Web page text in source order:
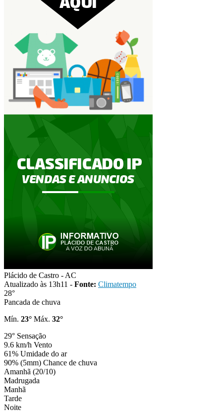
Plácido de Castro - AC
Atualizado às 13h11 - Fonte: Climatempo
28°
Pancada de chuva
Mín. 23° Máx. 32°
29° Sensação
9.6 km/h Vento
61% Umidade do ar
90% (5mm) Chance de chuva
Amanhã (20/10)
Madrugada
Manhã
Tarde
Noite